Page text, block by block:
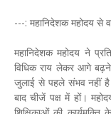
---: महानिदेशक महोदय से
महानिदेशक महोदय ने
विधिक राय लेकर आगे
जुलाई से पहले संभव नहीं
बाद चीजें पक्ष में हों।